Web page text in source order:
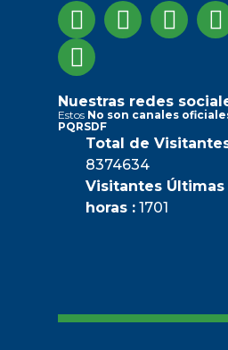
Nuestras redes
Estos No son canales
PQRSDF
Total de
8374634
Visitantes Últimas
horas : 1701